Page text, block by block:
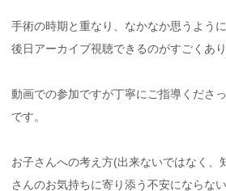
手術の時期と重なり、なかなか思うよう
後日アーカイブ視聴できるのがすごくあ
動画での参加ですが丁寧にご指導くださ
です。
お子さんへの考え方(出来ないではなく、
さんのお気持ちに寄り添う不安にならな